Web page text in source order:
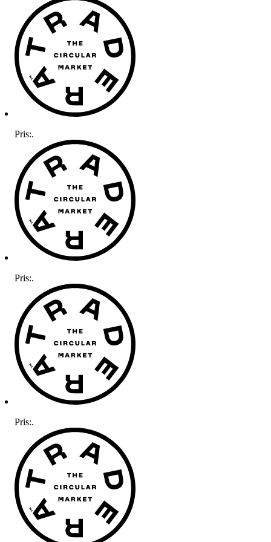
Pris:.
Pris:.
Pris:.